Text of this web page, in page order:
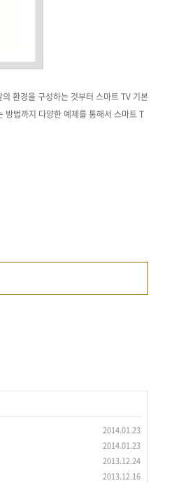
의 환경을 구성하는 것부터 스마트 TV 기본
방법까지 다양한 예제를 통해서 스마트 T
2014.01.23
2014.01.23
2013.12.24
2013.12.16